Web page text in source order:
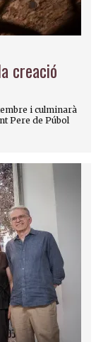
creació
i culminarà
Pere de Púbol